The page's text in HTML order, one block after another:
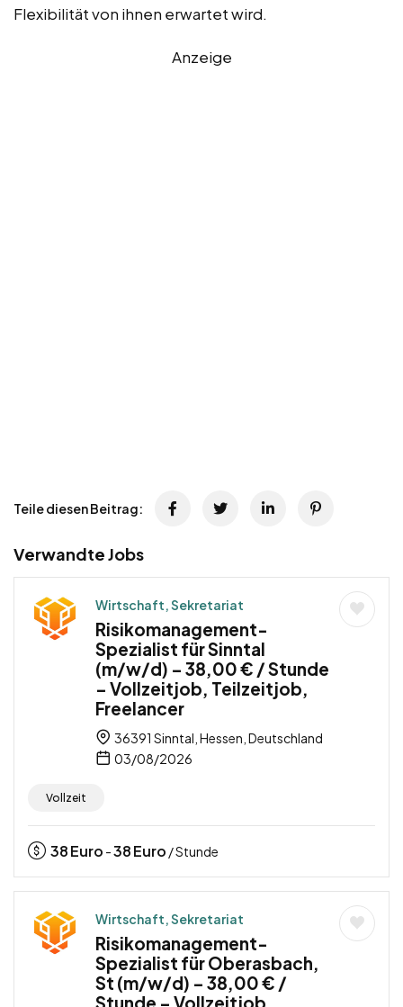
Flexibilität von ihnen erwartet wird.
Anzeige
Teile diesen Beitrag:
Verwandte Jobs
Wirtschaft, Sekretariat
Risikomanagement-
Spezialist für Sinntal
(m/w/d) – 38,00 € / Stunde
– Vollzeitjob, Teilzeitjob,
Freelancer
36391 Sinntal, Hessen, Deutschland
03/08/2026
Vollzeit
38Euro -38Euro / Stunde
Wirtschaft, Sekretariat
Risikomanagement-
Spezialist für Oberasbach,
St (m/w/d) – 38,00 € /